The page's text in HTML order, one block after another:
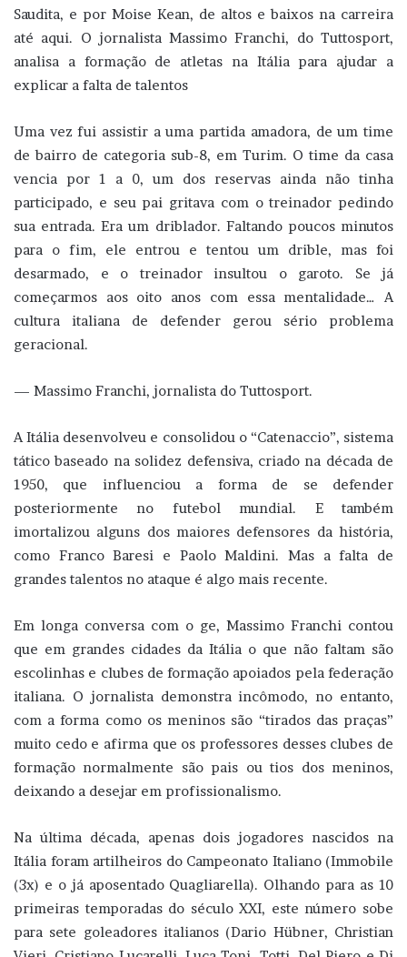
Saudita, e por Moise Kean, de altos e baixos na carreira
até aqui. O jornalista Massimo Franchi, do Tuttosport,
analisa a formação de atletas na Itália para ajudar a
explicar a falta de talentos
Uma vez fui assistir a uma partida amadora, de um time
de bairro de categoria sub-8, em Turim. O time da casa
vencia por 1 a 0, um dos reservas ainda não tinha
participado, e seu pai gritava com o treinador pedindo
sua entrada. Era um driblador. Faltando poucos minutos
para o fim, ele entrou e tentou um drible, mas foi
desarmado, e o treinador insultou o garoto. Se já
começarmos aos oito anos com essa mentalidade… A
cultura italiana de defender gerou sério problema
geracional.
— Massimo Franchi, jornalista do Tuttosport.
A Itália desenvolveu e consolidou o “Catenaccio”, sistema
tático baseado na solidez defensiva, criado na década de
1950, que influenciou a forma de se defender
posteriormente no futebol mundial. E também
imortalizou alguns dos maiores defensores da história,
como Franco Baresi e Paolo Maldini. Mas a falta de
grandes talentos no ataque é algo mais recente.
Em longa conversa com o ge, Massimo Franchi contou
que em grandes cidades da Itália o que não faltam são
escolinhas e clubes de formação apoiados pela federação
italiana. O jornalista demonstra incômodo, no entanto,
com a forma como os meninos são “tirados das praças”
muito cedo e afirma que os professores desses clubes de
formação normalmente são pais ou tios dos meninos,
deixando a desejar em profissionalismo.
Na última década, apenas dois jogadores nascidos na
Itália foram artilheiros do Campeonato Italiano (Immobile
(3x) e o já aposentado Quagliarella). Olhando para as 10
primeiras temporadas do século XXI, este número sobe
para sete goleadores italianos (Dario Hübner, Christian